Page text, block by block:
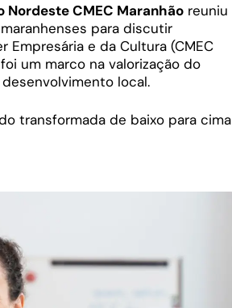
Nordeste CMEC Maranhão reuniu
para discutir
Empresária e da Cultura (CMEC
um marco na valorização do
local.
transformada de baixo para cima